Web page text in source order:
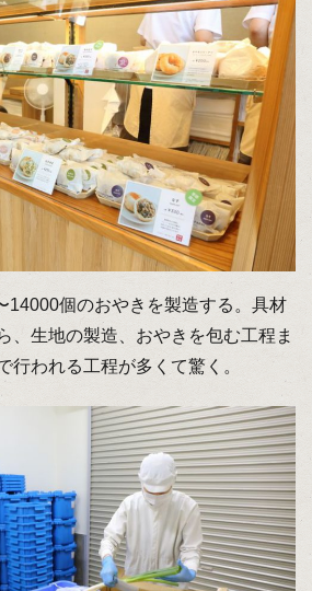
14000個のおやきを製造する。具材
、生地の製造、おやきを包む工程ま
行われる工程が多くて驚く。